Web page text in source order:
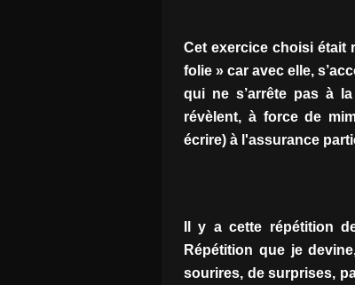
Cet exercice choisi était
folie » car avec elle,
qui ne s’arrête pas à
révèlent, à force de
écrire) à l'assurance
Il y a cette répétition
Répétition que je
sourires, de surprises,